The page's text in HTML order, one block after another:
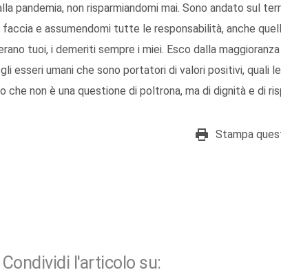
pandemia, non risparmiandomi mai. Sono andato sul
e assumendomi tutte le responsabilità, anche
tuoi, i demeriti sempre i miei. Esco dalla
esseri umani che sono portatori di valori positivi, quali
non è una questione di poltrona, ma di dignità e di
Stampa
Condividi l'articolo su: